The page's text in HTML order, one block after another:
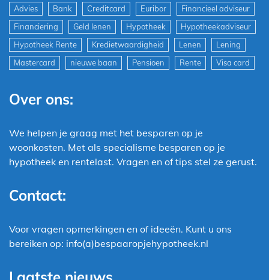
Advies Bank Creditcard Euribor
Financieel adviseur
Financiering
Geld lenen Hypotheek
Hypotheekadviseur
Hypotheek Rente
Kredietwaardigheid Lenen
Lening
Mastercard
nieuwe baan Pensioen Rente Visa card
Over ons:
We helpen je graag met het besparen op je
woonkosten. Met als specialisme besparen op je
hypotheek en rentelast. Vragen en of tips stel ze gerust.
Contact:
Voor vragen opmerkingen en of ideeën. Kunt u ons
bereiken op: info(a)bespaaropjehypotheek.nl